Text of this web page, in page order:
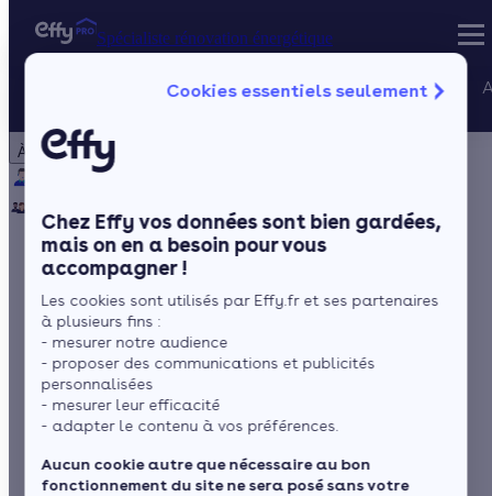
Cookies essentiels seulement
Chez Effy vos données sont bien gardées,
mais on en a besoin pour vous
accompagner !
Les cookies sont utilisés par Effy.fr et ses partenaires
à plusieurs fins :
- mesurer notre audience
- proposer des communications et publicités
personnalisées
- mesurer leur efficacité
- adapter le contenu à vos préférences.
Aucun cookie autre que nécessaire au bon
fonctionnement du site ne sera posé sans votre
À propos
Notre équipe
Rejoignez-nous Presse
Spécialiste rénovation énergétique Nos services
Spécialiste rénovation énergétique
DPE opposable : ce
que ça change
vraiment
Romane Saget 2 min de lecture